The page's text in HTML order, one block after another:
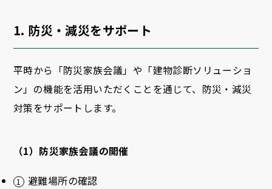
1. 防災・減災をサポート
平時から「防災家族会議」や「建物診断ソリューショ
ン」の機能を活用いただくことを通じて、防災・減災
対策をサポートします。
（1）防災家族会議の開催
避難場所の確認